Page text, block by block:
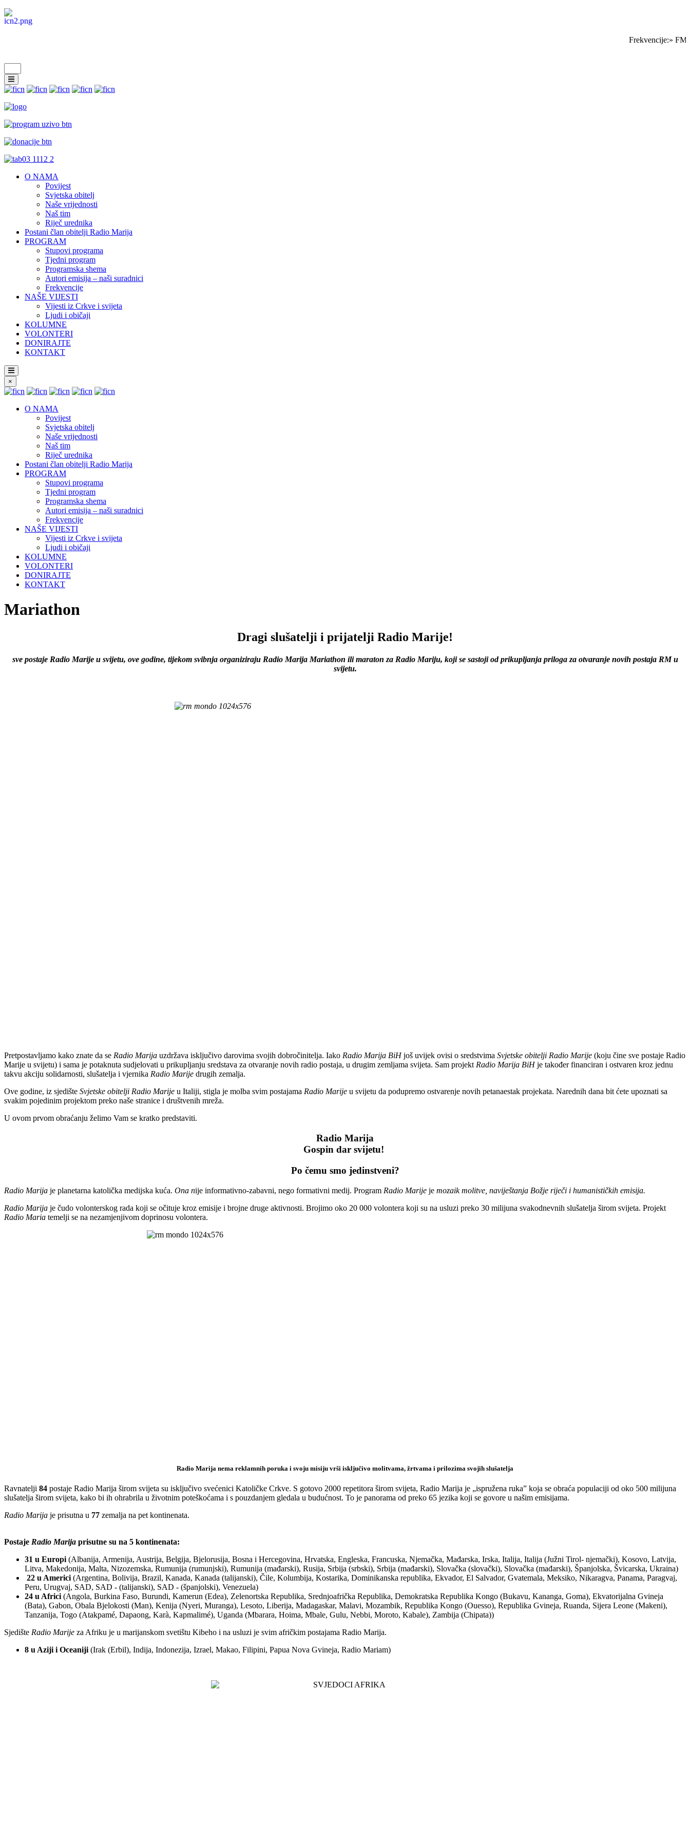
Frekvencije:» FM
O NAMA
Povijest
Svjetska obitelj
Naše vrijednosti
Naš tim
Riječ urednika
Postani član obitelji Radio Marija
PROGRAM
Stupovi programa
Tjedni program
Programska shema
Autori emisija – naši suradnici
Frekvencije
NAŠE VIJESTI
Vijesti iz Crkve i svijeta
Ljudi i običaji
KOLUMNE
VOLONTERI
DONIRAJTE
KONTAKT
×
O NAMA
Povijest
Svjetska obitelj
Naše vrijednosti
Naš tim
Riječ urednika
Postani član obitelji Radio Marija
PROGRAM
Stupovi programa
Tjedni program
Programska shema
Autori emisija – naši suradnici
Frekvencije
NAŠE VIJESTI
Vijesti iz Crkve i svijeta
Ljudi i običaji
KOLUMNE
VOLONTERI
DONIRAJTE
KONTAKT
Mariathon
Dragi slušatelji i prijatelji Radio Marije!
sve postaje Radio Marije u svijetu, ove godine, tijekom svibnja organiziraju Radio Marija Mariathon ili maraton za Radio Mariju, koji se sastoji od prikupljanja priloga za otvaranje novih postaja RM u
svijetu.
Pretpostavljamo kako znate da se Radio Marija uzdržava isključivo darovima svojih dobročinitelja. Iako Radio Marija BiHjoš uvijek ovisi o sredstvima Svjetske obitelji Radio Marije (koju čine sve postaje Radio
Marije u svijetu) i sama je potaknuta sudjelovati u prikupljanju sredstava za otvaranje novih radio postaja, u drugim zemljama svijeta. Sam projektRadio Marija BiHje također financiran i ostvaren kroz jednu
takvu akciju solidarnosti, slušatelja i vjernika Radio Marije drugih zemalja.
Ove godine, iz sjedište Svjetske obitelji Radio Marije u Italiji, stigla je molba svim postajama Radio Marije u svijetu da podupremo ostvarenje novih petanaestak projekata. Narednih dana bit ćete upoznati sa
svakim pojedinim projektom preko naše stranice i društvenih mreža.
U ovom prvom obraćanju želimo Vam se kratko predstaviti.
Radio Marija
Gospin dar svijetu!
Po čemu smo jedinstveni?
Radio Marija je planetarna katolička medijska kuća. Ona nije informativno-zabavni, nego formativni medij. Program Radio Marije je mozaik molitve, naviještanja Božje riječi i humanističkih emisija.
Radio Marija je čudo volonterskog rada koji se očituje kroz emisije i brojne druge aktivnosti. Brojimo oko 20 000 volontera koji su na usluzi preko 30 milijuna svakodnevnih slušatelja širom svijeta. Projekt
Radio Maria temelji se na nezamjenjivom doprinosu volontera.
Radio Marija nema reklamnih poruka i svoju misiju vrši isključivo molitvama, žrtvama i prilozima svojih slušatelja
Ravnatelji 84 postaje Radio Marija širom svijeta su isključivo svećenici Katoličke Crkve. S gotovo 2000 repetitora širom svijeta, Radio Marija je „ispružena ruka” koja se obraća populaciji od oko 500 milijuna
slušatelja širom svijeta, kako bi ih ohrabrila u životnim poteškoćama i s pouzdanjem gledala u budućnost. To je panorama od preko 65 jezika koji se govore u našim emisijama.
Radio Marija je prisutna u 77 zemalja na pet kontinenata.
Postaje Radio Marija prisutne su na 5 kontinenata:
31 u Europi (Albanija, Armenija, Austrija, Belgija, Bjelorusija, Bosna i Hercegovina, Hrvatska, Engleska, Francuska, Njemačka, Mađarska, Irska, Italija, Italija (Južni Tirol- njemački), Kosovo, Latvija,
Litva, Makedonija, Malta, Nizozemska, Rumunija (rumunjski), Rumunija (mađarski), Rusija, Srbija (srbski), Srbija (mađarski), Slovačka (slovački), Slovačka (mađarski), Španjolska, Švicarska, Ukraina)
22 u Americi (Argentina, Bolivija, Brazil, Kanada, Kanada (talijanski), Čile, Kolumbija, Kostarika, Dominikanska republika, Ekvador, El Salvador, Gvatemala, Meksiko, Nikaragva, Panama, Paragvaj,
Peru, Urugvaj, SAD, SAD - (talijanski), SAD - (španjolski), Venezuela)
24 u Africi (Angola, Burkina Faso, Burundi, Kamerun (Edea), Zelenortska Republika, Srednjoafrička Republika, Demokratska Republika Kongo (Bukavu, Kananga, Goma), Ekvatorijalna Gvineja
(Bata), Gabon, Obala Bjelokosti (Man), Kenija (Nyeri, Muranga), Lesoto, Liberija, Madagaskar, Malavi, Mozambik, Republika Kongo (Ouesso), Republika Gvineja, Ruanda, Sijera Leone (Makeni),
Tanzanija, Togo (Atakpamé, Dapaong, Karà, Kapmalimé), Uganda (Mbarara, Hoima, Mbale, Gulu, Nebbi, Moroto, Kabale), Zambija (Chipata))
Sjedište Radio Marije za Afriku je u marijanskom svetištu Kibeho i na usluzi je svim afričkim postajama Radio Marija.
8 u Aziji i Oceaniji (Irak (Erbil), Indija, Indonezija, Izrael, Makao, Filipini, Papua Nova Gvineja, Radio Mariam)